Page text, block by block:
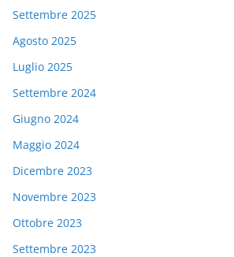
Settembre 2025
Agosto 2025
Luglio 2025
Settembre 2024
Giugno 2024
Maggio 2024
Dicembre 2023
Novembre 2023
Ottobre 2023
Settembre 2023